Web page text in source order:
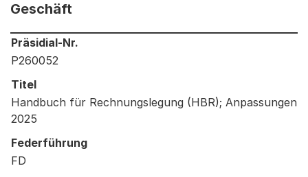
Geschäft
Informationen zum Ausgewählten Geschäft
Präsidial-Nr.
P260052
Titel
Handbuch für Rechnungslegung (HBR); Anpassungen
2025
Federführung
FD